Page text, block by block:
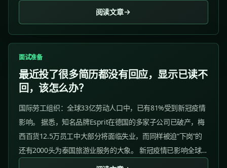
心，总是忍不住东想西想..........
阅读文章
面试准备
最近投了很多简历都没有回应，显示已读不
回，该怎么办？
国际劳工组织：全球33亿劳动人口中，已有81%受到新冠疫情
影响。 据悉，知名品牌Esprit在德国的多家子公司已破产，梅
西百货12.5万员工中大部分将面临失业，而同样被迫“下岗”的
还有2000头为泰国旅游业服务的大象。 新冠疫情已影响全球超
八成劳动人口一时之间成为热门话题。...